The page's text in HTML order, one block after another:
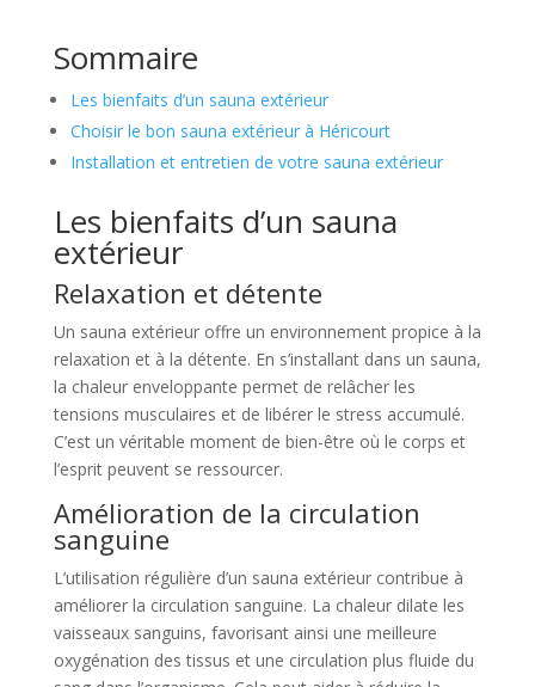
Sommaire
Les bienfaits d’un sauna extérieur
Choisir le bon sauna extérieur à Héricourt
Installation et entretien de votre sauna extérieur
Les bienfaits d’un sauna
extérieur
Relaxation et détente
Un sauna extérieur offre un environnement propice à la
relaxation et à la détente. En s’installant dans un sauna,
la chaleur enveloppante permet de relâcher les
tensions musculaires et de libérer le stress accumulé.
C’est un véritable moment de bien-être où le corps et
l’esprit peuvent se ressourcer.
Amélioration de la circulation
sanguine
L’utilisation régulière d’un sauna extérieur contribue à
améliorer la circulation sanguine. La chaleur dilate les
vaisseaux sanguins, favorisant ainsi une meilleure
oxygénation des tissus et une circulation plus fluide du